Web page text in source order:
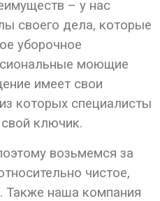
– у нас
своего дела, которые
уборочное
моющие
имеет свои
которых специалисты
ключик.
возьмемся за
чистое,
Также наша компания